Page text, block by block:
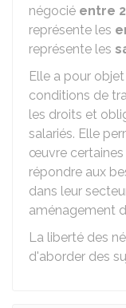
négocié entre
représente les
représente les
Elle a pour
conditions de
les droits et
salariés. Elle
œuvre certaines
répondre aux
dans leur
aménagement
La liberté des
d'aborder des